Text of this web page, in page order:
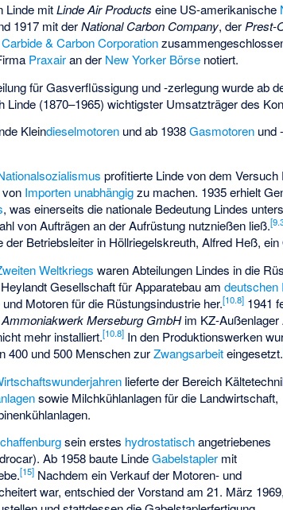
Linde mitLinde Air Products eine US-amerikanische
1917 mit derNational Carbon Company, der Prest-
& Carbon Corporation
Praxairan der New Yorker Börse notiert.
für Gasverflüssigung und -zerlegung wurde ab
Linde (1870–1965) wichtigster Umsatzträger des
Kleindieselmotoren und ab 1938Gasmotoren und
profitierte Linde von dem
von Importen unabhängigzu machen. 1935 erhielt
, was einerseits die nationale Bedeutung Lindes
von Aufträgen an der Aufrüstung nutznießen ließ.[
der Betriebsleiter in Höllriegelskreuth, Alfred Heß,
Weltkriegs waren Abteilungen Lindes in die
Heylandt Gesellschaft für Apparatebauamdeutschen
Motoren für die Rüstungsindustrie her.[10.8] 1941
Ammoniakwerk MerseburgGmbHim KZ-Außenlager
mehr installiert.[10.8] In den Produktionswerken
400 und 500 Menschen zurZwangsarbeiteingesetzt.
lieferte der Bereich
sowie Milchkühlanlagen für die Landwirtschaft,
sein erstes hydrostatischangetriebenes
Ab 1958 baute LindeGabelstapler mit
[15] Nachdem ein Verkauf der Motoren- und
war, entschied der Vorstand am 21. März 1969,